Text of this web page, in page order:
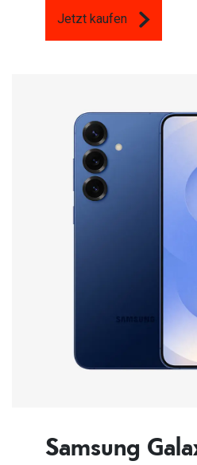
Jetzt kaufen
Samsung